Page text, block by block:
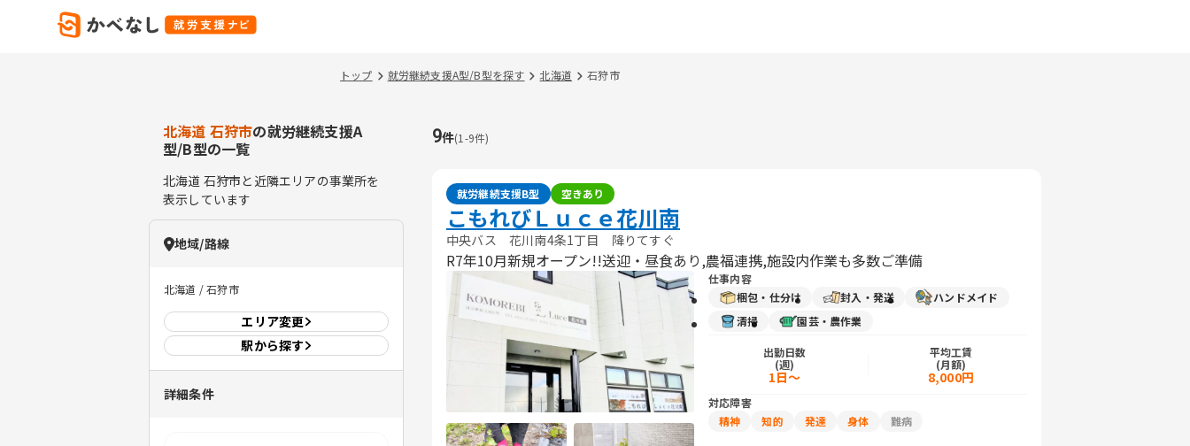
トップ 就労継続支援A型/B型を探す 北海道 石狩市
北海道 石狩市の就労継続支援A
型/B型の一覧
北海道 石狩市と近隣エリアの事業所を
表示しています
地域/路線
北海道 / 石狩市
エリア変更
駅から探す
詳細条件
9件(1 -9件)
就労継続支援B型 空きあり
こもれびＬｕｃｅ花川南
中央バス 花川南4条1丁目 降りてすぐ
R7年10月新規オープン!!送迎・昼食あり,農福連携,施設内作業も多数ご準備
仕事内容
梱包・仕分け
封入・発送
ハンドメイド
清掃
園芸・農作業
出勤日数
(週)
1日～
平均工賃
(月額)
8,000円
対応障害
精神
知的 発達 身体 難病